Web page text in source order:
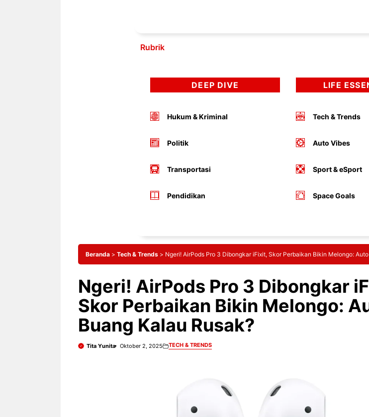
Rubrik
DEEP DIVE
Hukum & Kriminal
Politik
Transportasi
Pendidikan
LIFE
Tech & Trends
Auto Vibes
Sport & eSport
Space Goals
Beranda > Tech & Trends > Ngeri! AirPods Pro 3 Dibongkar iFixit, Skor Perbaikan Bikin Melongo:
Ngeri! AirPods Pro 3 Dibongkar
Skor Perbaikan Bikin Melongo:
Buang Kalau Rusak?
Tita Yunita Oktober 2, 2025 TECH & TRENDS
NEWS TNG– Bandung –
Menyambut pergantian tahun
NEWS TNG–